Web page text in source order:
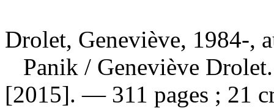
Drolet, Geneviève, 1984-,
Panik / Geneviève
[2015]. — 311 pages ; 21